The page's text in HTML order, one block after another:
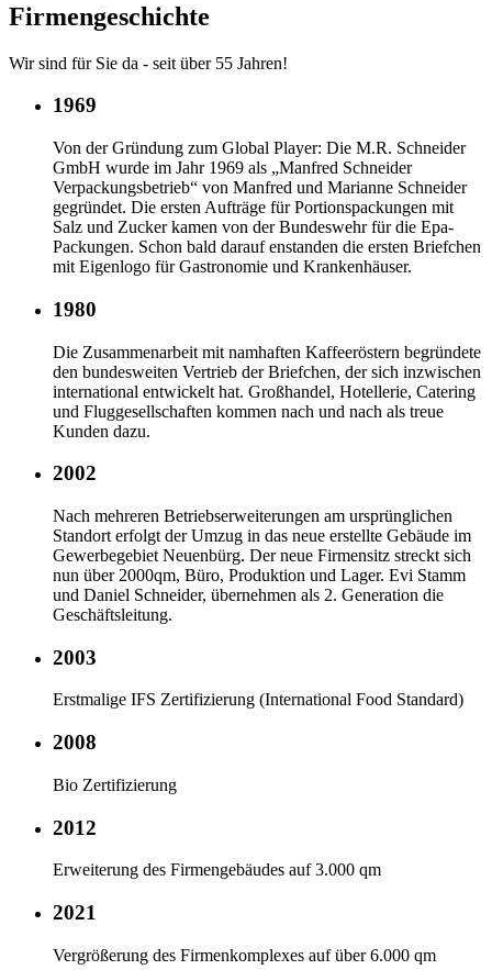
Firmengeschichte
Wir sind für Sie da - seit über 55 Jahren!
1969
Von der Gründung zum Global Player: Die M.R. Schneider
GmbH wurde im Jahr 1969 als „Manfred Schneider
Verpackungsbetrieb“ von Manfred und Marianne Schneider
gegründet. Die ersten Aufträge für Portionspackungen mit
Salz und Zucker kamen von der Bundeswehr für die Epa-
Packungen. Schon bald darauf enstanden die ersten Briefchen
mit Eigenlogo für Gastronomie und Krankenhäuser.
1980
Die Zusammenarbeit mit namhaften Kaffeeröstern begründete
den bundesweiten Vertrieb der Briefchen, der sich inzwischen
international entwickelt hat. Großhandel, Hotellerie, Catering
und Fluggesellschaften kommen nach und nach als treue
Kunden dazu.
2002
Nach mehreren Betriebserweiterungen am ursprünglichen
Standort erfolgt der Umzug in das neue erstellte Gebäude im
Gewerbegebiet Neuenbürg. Der neue Firmensitz streckt sich
nun über 2000qm, Büro, Produktion und Lager. Evi Stamm
und Daniel Schneider, übernehmen als 2. Generation die
Geschäftsleitung.
2003
Erstmalige IFS Zertifizierung (International Food Standard)
2008
Bio Zertifizierung
2012
Erweiterung des Firmengebäudes auf 3.000 qm
2021
Vergrößerung des Firmenkomplexes auf über 6.000 qm